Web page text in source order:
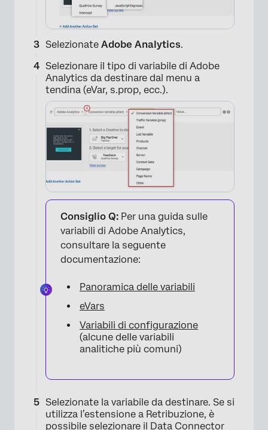
×
Selezionate Adobe Analytics.
Selezionare il tipo di variabile di Adobe
Analytics da destinare dal menu a
tendina (eVar, s.prop, ecc.).
Consiglio Q: Per una guida sulle
variabili di Adobe Analytics,
consultare la seguente
documentazione:
Panoramica delle variabili
eVars
Variabili di configurazione
(alcune delle variabili
analitiche più comuni)
Selezionate la variabile da destinare. Se si
utilizza l’estensione a Retribuzione, è
possibile selezionare il Data Connector